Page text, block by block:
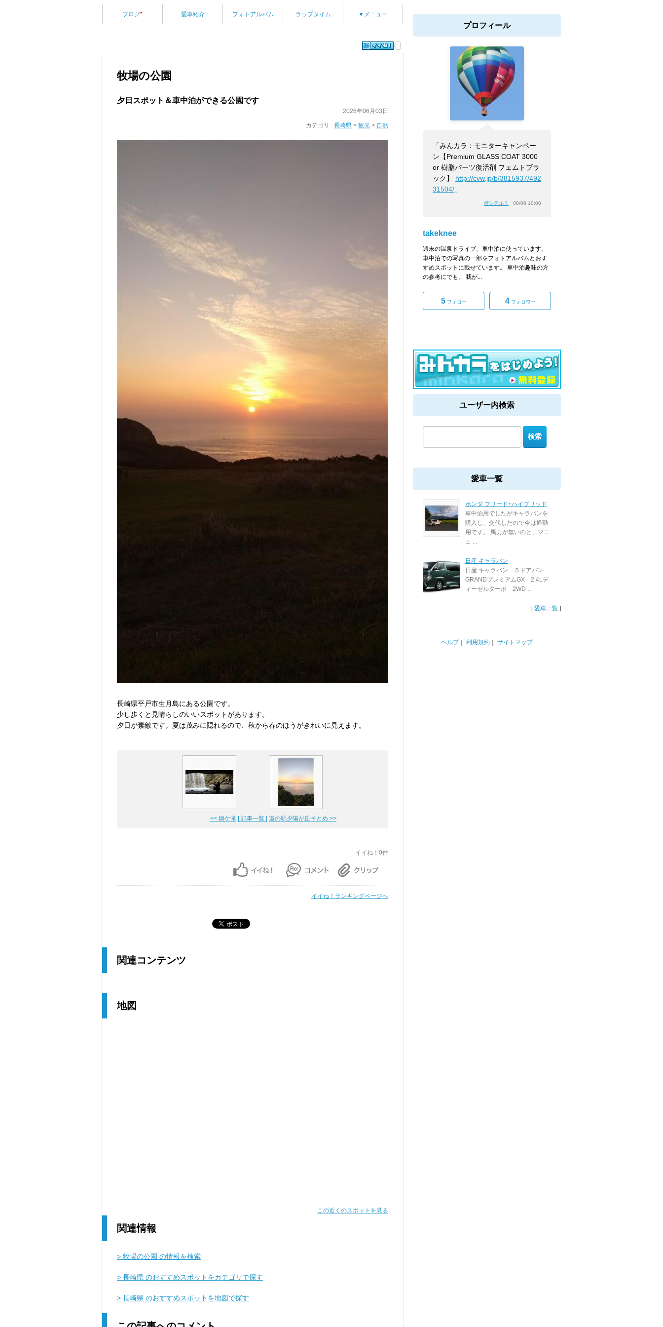
ブログ* 愛車紹介 フォトアルバム ラップタイム ▼メニュー
牧場の公園
夕日スポット＆車中泊ができる公園です
2026年06月03日
カテゴリ : 長崎県 > 観光 > 自然
長崎県平戸市生月島にある公園です。
少し歩くと見晴らしのいいスポットがあります。
夕日が素敵です。夏は茂みに隠れるので、秋から春のほうがきれいに見えます。
<< 鍋ケ滝 | 記事一覧 | 道の駅夕陽が丘そとめ >>
イイね！0件
イイね！ランキングページへ
関連コンテンツ
地図
この近くのスポットを見る
関連情報
> 牧場の公園 の情報を検索
> 長崎県 のおすすめスポットをカテゴリで探す
> 長崎県 のおすすめスポットを地図で探す
プロフィール
「みんカラ：モニターキャンペー
ン【Premium GLASS COAT 3000
or 樹脂パーツ復活剤 フェムトブラ
ック】 http://cvw.jp/b/3815937/492
31504/ 」
何シテル？ 08/06 10:00
takeknee
週末の温泉ドライブ、車中泊に使っています。
車中泊での写真の一部をフォトアルバムとおす
すめスポットに載せています。 車中泊趣味の方
の参考にでも。 我が...
5フォロー 4フォロワー
ユーザー内検索
愛車一覧
ホンダ フリード+ハイブリッド
車中泊用でしたがキャラバンを
購入し、交代したので今は通勤
用です。 馬力が無いのと、マニ
ュ ...
日産 キャラバン
日産 キャラバン ５ドアバン
GRANDプレミアムGX 2.4Lデ
ィーゼルターボ 2WD ...
[愛車一覧 ]
ヘルプ｜ 利用規約 サイトマップ